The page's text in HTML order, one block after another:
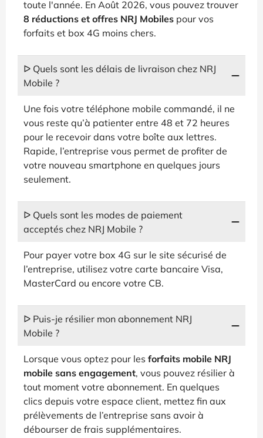
toute l'année. En Août 2026, vous pouvez trouver
8 réductions et offres NRJ Mobiles pour vos
forfaits et box 4G moins chers.
ᐅ Quels sont les délais de livraison chez NRJ
Mobile ?
Une fois votre téléphone mobile commandé, il ne
vous reste qu’à patienter entre 48 et 72 heures
pour le recevoir dans votre boîte aux lettres.
Rapide, l’entreprise vous permet de profiter de
votre nouveau smartphone en quelques jours
seulement.
ᐅ Quels sont les modes de paiement
acceptés chez NRJ Mobile ?
Pour payer votre box 4G sur le site sécurisé de
l’entreprise, utilisez votre carte bancaire Visa,
MasterCard ou encore votre CB.
ᐅ Puis-je résilier mon abonnement NRJ
Mobile ?
Lorsque vous optez pour les forfaits mobile NRJ
mobile sans engagement, vous pouvez résilier à
tout moment votre abonnement. En quelques
clics depuis votre espace client, mettez fin aux
prélèvements de l’entreprise sans avoir à
débourser de frais supplémentaires.